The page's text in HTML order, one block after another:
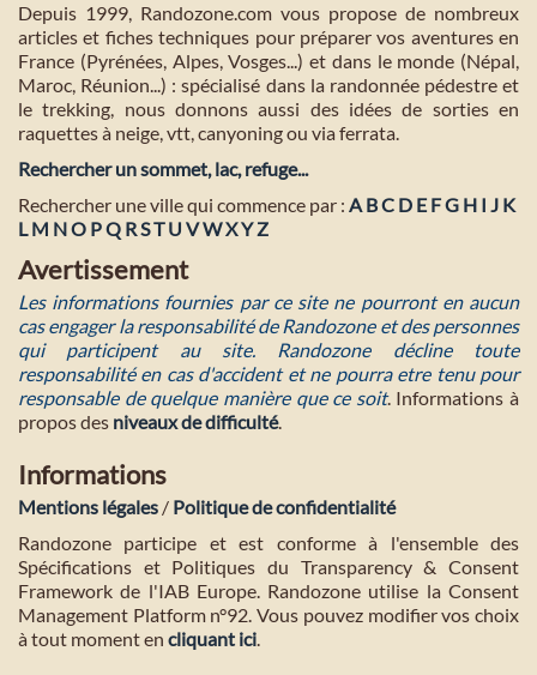
Depuis 1999, Randozone.com vous propose de nombreux
articles et fiches techniques pour préparer vos aventures en
France (Pyrénées, Alpes, Vosges...) et dans le monde (Népal,
Maroc, Réunion...) : spécialisé dans la randonnée pédestre et
le trekking, nous donnons aussi des idées de sorties en
raquettes à neige, vtt, canyoning ou via ferrata.
Rechercher un sommet, lac, refuge...
Rechercher une ville qui commence par : A BC D E FG H I J K
L M NO PQ RST U VWXYZ
Avertissement
Les informations fournies par ce site ne pourront en aucun
cas engager la responsabilité de Randozone et des personnes
qui participent au site. Randozone décline toute
responsabilité en cas d'accident et ne pourra etre tenu pour
responsable de quelque manière que ce soit. Informations à
propos des niveaux de difficulté.
Informations
Mentions légales / Politique de confidentialité
Randozone participe et est conforme à l'ensemble des
Spécifications et Politiques du Transparency & Consent
Framework de l'IAB Europe. Randozone utilise la Consent
Management Platform n°92. Vous pouvez modifier vos choix
à tout moment en cliquant ici.